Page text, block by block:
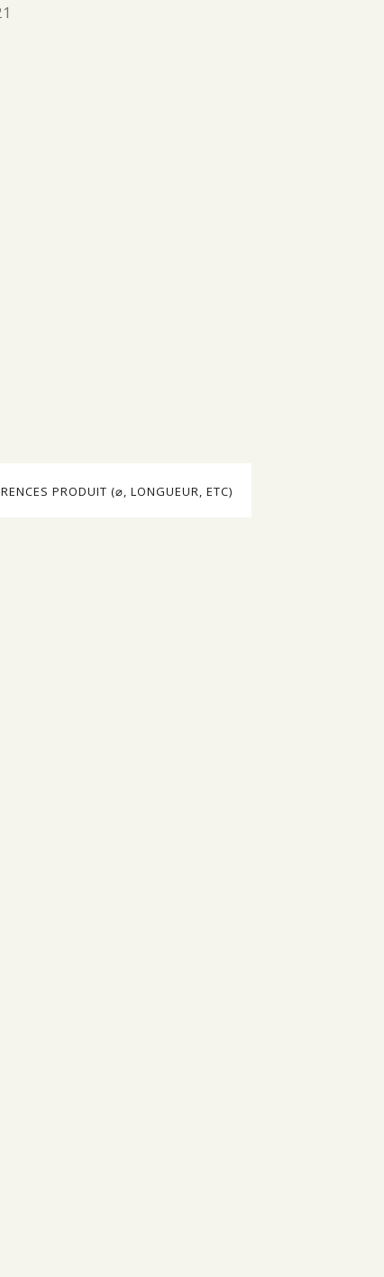
PRODUIT (⌀, LONGUEUR, ETC)